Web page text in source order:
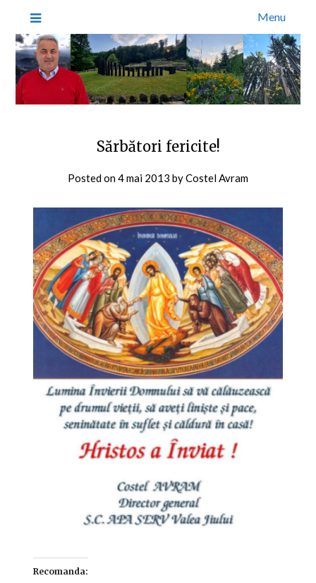
Menu
Sărbători fericite!
Posted on4 mai 2013 byCostel Avram
Recomanda: